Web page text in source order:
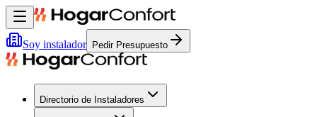
Soy instalador Pedir Presupuesto
Directorio de Instaladores